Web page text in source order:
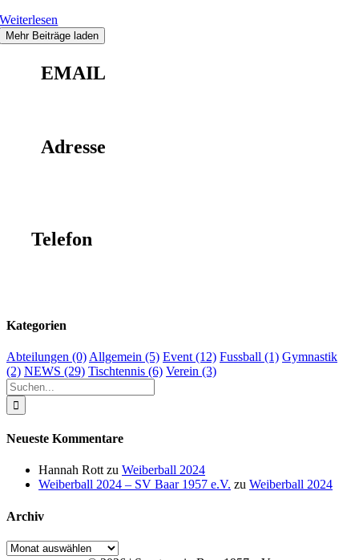
Weiterlesen
Mehr Beiträge laden
EMAIL
Adresse
Telefon
Kategorien
Abteilungen (0) Allgemein (5) Event (12) Fussball (1) Gymnastik
(2) NEWS (29) Tischtennis (6) Verein (3)
Suche
nach:
Neueste Kommentare
Hannah Rott zu Weiberball 2024
Weiberball 2024 – SV Baar 1957 e.V. zu Weiberball 2024
Archiv
Archiv